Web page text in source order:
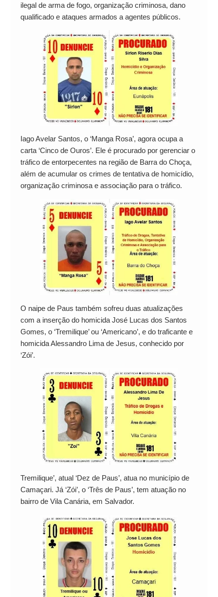
ilegal de arma de fogo, organização criminosa, dano
qualificado e ataques armados a agentes públicos.
Iago Avelar Santos, o ‘Manga Rosa’, agora ocupa a
carta ‘Cinco de Ouros’. Ele é procurado por gerenciar o
tráfico de entorpecentes na região de Barra do Choça,
além de acumular os crimes de tentativa de homicídio,
organização criminosa e associação para o tráfico.
O naipe de Paus também sofreu duas atualizações
com a inserção do homicida José Lucas dos Santos
Gomes, o ‘Tremilique’ ou ‘Americano’, e do traficante e
homicida Alessandro Lima de Jesus, conhecido por
‘Zói’.
Tremilique’, atual ‘Dez de Paus’, atua no município de
Camaçari. Já ‘Zói’, o ‘Três de Paus’, tem atuação no
bairro de Vila Canária, em Salvador.